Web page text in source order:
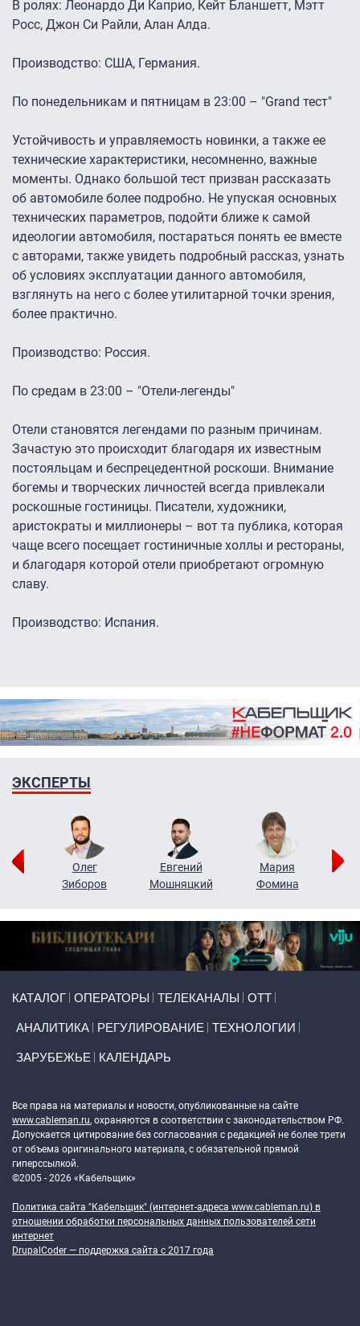
В ролях: Леонардо Ди Каприо, Кейт Бланшетт, Мэтт
Росс, Джон Си Райли, Алан Алда.
Производство: США, Германия.
По понедельникам и пятницам в 23:00 – "Grand тест"
Устойчивость и управляемость новинки, а также ее
технические характеристики, несомненно, важные
моменты. Однако большой тест призван рассказать
об автомобиле более подробно. Не упуская основных
технических параметров, подойти ближе к самой
идеологии автомобиля, постараться понять ее вместе
с авторами, также увидеть подробный рассказ, узнать
об условиях эксплуатации данного автомобиля,
взглянуть на него с более утилитарной точки зрения,
более практично.
Производство: Россия.
По средам в 23:00 – "Отели-легенды"
Отели становятся легендами по разным причинам.
Зачастую это происходит благодаря их известным
постояльцам и беспрецедентной роскоши. Внимание
богемы и творческих личностей всегда привлекали
роскошные гостиницы. Писатели, художники,
аристократы и миллионеры – вот та публика, которая
чаще всего посещает гостиничные холлы и рестораны,
и благодаря которой отели приобретают огромную
славу.
Производство: Испания.
ЭКСПЕРТЫ
Олег
Зиборов
Евгений
Мошняцкий
Мария
Фомина
КАТАЛОГ ОПЕРАТОРЫ ТЕЛЕКАНАЛЫ ОТТ
АНАЛИТИКА РЕГУЛИРОВАНИЕ ТЕХНОЛОГИИ
ЗАРУБЕЖЬЕ КАЛЕНДАРЬ
Все права на материалы и новости, опубликованные на сайте
www.cableman.ru, охраняются в соответствии с законодательством РФ.
Допускается цитирование без согласования с редакцией не более трети
от объема оригинального материала, с обязательной прямой
гиперссылкой.
©2005 - 2026 «Кабельщик»
Политика сайта "Кабельщик" (интернет-адреса www.cableman.ru) в
отношении обработки персональных данных пользователей сети
интернет
DrupalCoder — поддержка сайта c 2017 года